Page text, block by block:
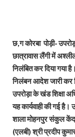
छ,ग कोरबा पोड़ी-
छात्रावास लैंगी में
निलंबित कर दिया गया
निलंबन आदेश जारी कर
उपरोड़ा के खंड शिक्षा
यह कार्यवाही की गई
शाला मोहनपुर संकुल
(एलबी) श्री प्रदीप